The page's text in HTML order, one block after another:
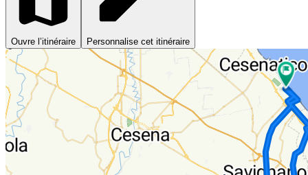
Ouvre l’itinéraire Personnalise cet itinéraire